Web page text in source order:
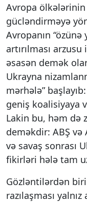
Avropa
gücləndirməyə
Avropanın
artırılması arzusu
əsasən demək
Ukrayna
mərhələ”
geniş koalisiyaya
Lakin bu, həm də
deməkdir: ABŞ
və savaş sonrası
fikirləri hələ tam
Gözləntilərdən
razılaşması